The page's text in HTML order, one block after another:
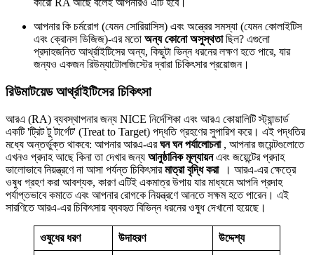
কারো RA আছে বলেই আপনারও এটি হবে।
আপনার কি চর্মরোগ (যেমন সোরিয়াসিস) এবং অন্ত্রের সমস্যা (যেমন কোলাইটিস
এবং ক্রোনস ডিজিজ)-এর মতো অন্য কোনো অসুস্থতাছিল? এগুলো
প্রদাহজনিত আর্থ্রাইটিসের অন্য, কিছুটা ভিন্ন ধরনের লক্ষণ হতে পারে, যার
জন্যও একজন রিউম্যাটোলজিস্টের দ্বারা চিকিৎসার প্রয়োজন।
রিউমাটয়েড আর্থ্রাইটিসের চিকিৎসা
আরএ (RA) ব্যবস্থাপনার জন্য NICE নির্দেশিকা এবং আরএ কোয়ালিটি স্ট্যান্ডার্ড
একটি 'ট্রিট টু টার্গেট' (Treat to Target) পদ্ধতি গ্রহণের সুপারিশ করে। এই পদ্ধতির
মধ্যে অন্তর্ভুক্ত থাকবে: আপনার আরএ-এরঘন ঘন পর্যালোচনা, আপনার জয়েন্টগুলোতে
এখনও প্রদাহ আছে কিনা তা দেখার জন্য আনুষ্ঠানিক মূল্যায়নএবং জয়েন্টের প্রদাহ
ভালোভাবে নিয়ন্ত্রণে না আসা পর্যন্ত চিকিৎসারমাত্রা বৃদ্ধি করা
। আরএ-এর ক্ষেত্রে
ওষুধ গ্রহণ করা আবশ্যক, কারণ এটিই একমাত্র উপায় যার মাধ্যমে আপনি প্রদাহ
পর্যাপ্তভাবে কমাতে এবং আপনার রোগকে নিয়ন্ত্রণে আনতে সক্ষম হতে পারেন। এই
সারণিতে আরএ-এর চিকিৎসায় ব্যবহৃত বিভিন্ন ধরনের ওষুধ দেখানো হয়েছে।
ওষুধের ধরণ উদাহরণ উদ্দেশ্য